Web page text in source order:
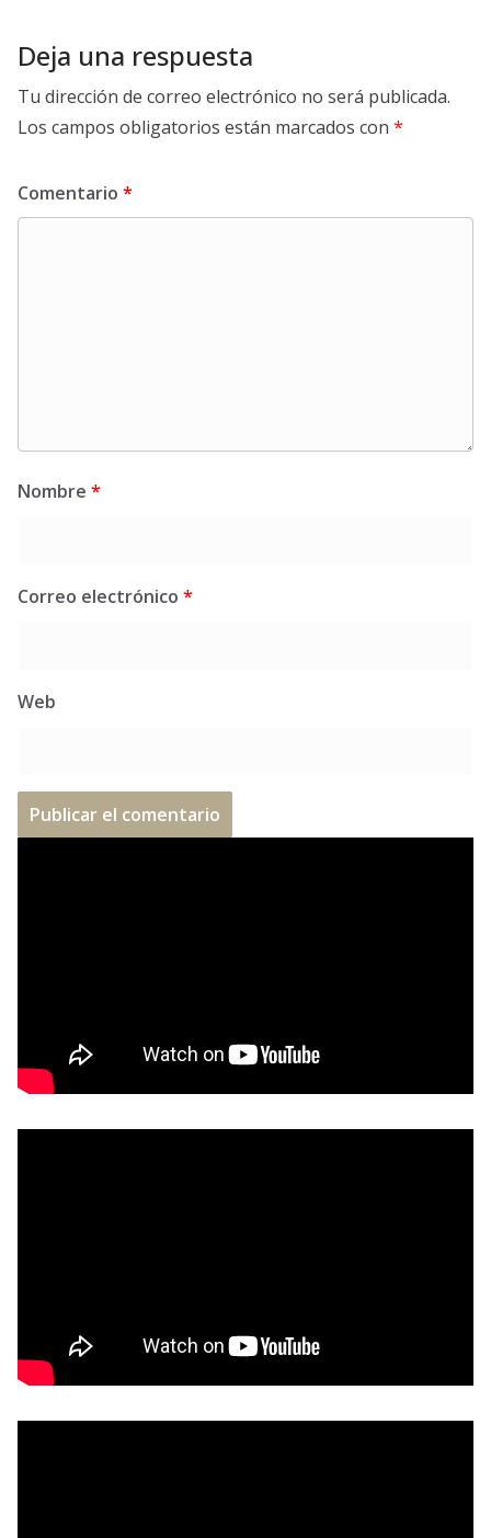
Deja una respuesta
Tu dirección de correo electrónico no será publicada.
Los campos obligatorios están marcados con *
Comentario *
Nombre *
Correo electrónico *
Web